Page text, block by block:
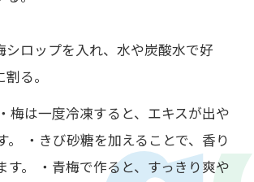
シロップを入れ、水や炭酸水で好
る。
梅は一度冷凍すると、エキスが出や
。 ・きび砂糖を加えることで、香り
す。 ・青梅で作ると、すっきり爽や